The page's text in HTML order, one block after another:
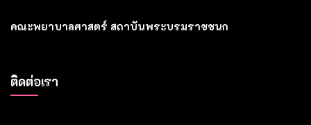
คณะพยาบาลศาสตร์ สถาบันพระบรมราชชนก
ติดต่อเรา